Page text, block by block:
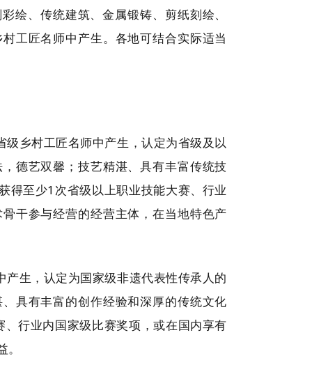
绘、传统建筑、金属锻铸、剪纸刻绘、
工匠名师中产生。各地可结合实际适当
乡村工匠名师中产生，认定为省级及以
德艺双馨；技艺精湛、具有丰富传统技
得至少1次省级以上职业技能大赛、行业
干参与经营的经营主体，在当地特色产
生，认定为国家级非遗代表性传承人的
具有丰富的创作经验和深厚的传统文化
行业内国家级比赛奖项，或在国内享有